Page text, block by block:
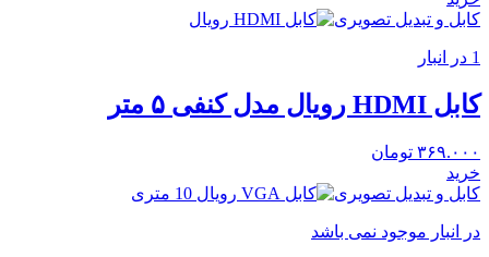
کابل و تبدیل تصویری
1 در انبار
کابل HDMI رویال مدل کنفی ۵ متر
۳۶۹.۰۰۰ تومان
خرید
کابل و تبدیل تصویری
در انبار موجود نمی باشد